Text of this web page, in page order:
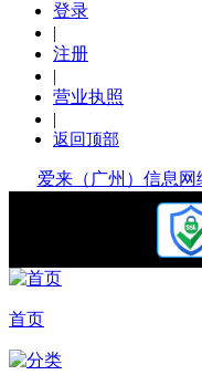
登录
|
注册
|
营业执照
|
返回顶部
爱来（广州）信息网
首页